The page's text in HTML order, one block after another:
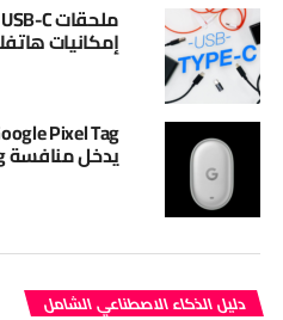
إمكانيات
يدخل منافسة AirTag
دليل الذكاء الاصطناعي الشامل